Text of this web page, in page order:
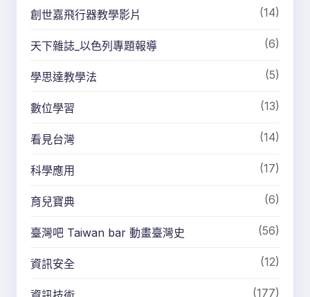
創世嘉飛行器教學影片 (14)
天下雜誌_以色列專題報導 (6)
學思達教學法 (5)
數位學習 (13)
看見台灣 (14)
科學應用 (17)
育兒寶典 (6)
臺灣吧 Taiwan bar 動畫臺灣史 (56)
資訊安全 (12)
(177)